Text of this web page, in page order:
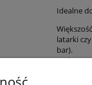
Idealne
latarki
bar).
Wybierz